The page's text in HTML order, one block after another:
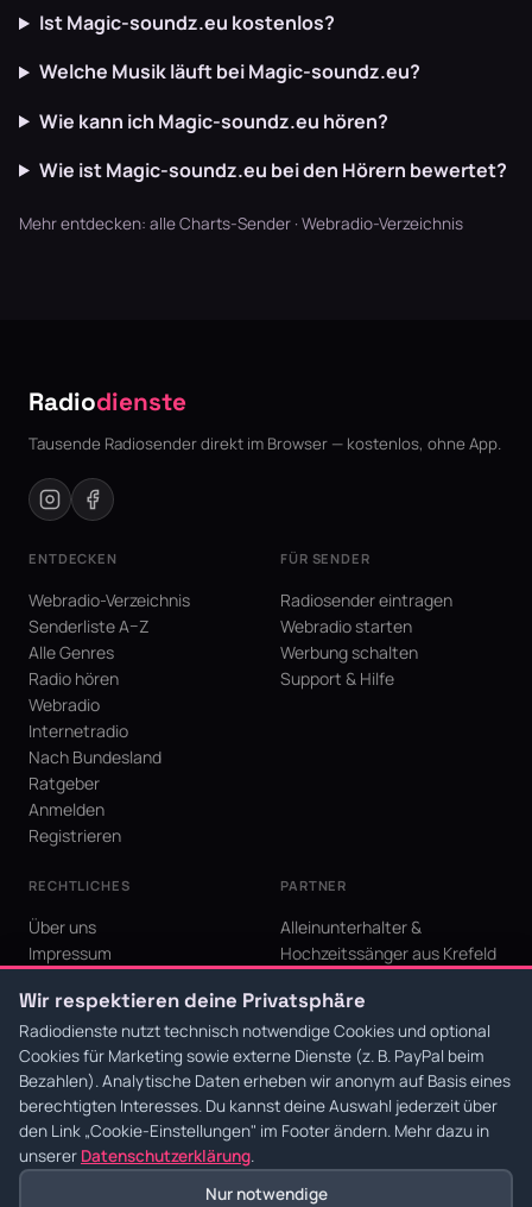
Ist Magic-soundz.eu kostenlos?
Welche Musik läuft bei Magic-soundz.eu?
Wie kann ich Magic-soundz.eu hören?
Wie ist Magic-soundz.eu bei den Hörern bewertet?
Mehr entdecken: alle Charts-Sender · Webradio-Verzeichnis
Radiodienste
Tausende Radiosender direkt im Browser — kostenlos, ohne App.
ENTDECKEN
Webradio-Verzeichnis
Senderliste A–Z
Alle Genres
Radio hören
Webradio
Internetradio
Nach Bundesland
Ratgeber
Anmelden
Registrieren
FÜR SENDER
Radiosender eintragen
Webradio starten
Werbung schalten
Support & Hilfe
RECHTLICHES
Über uns
Impressum
AGB
Cookie-Einstellungen
PARTNER
Alleinunterhalter &
Hochzeitssänger aus Krefeld
Krefeld für den Niederrhein
© 2026 Radiodienste. Alle Rechte vorbehalten.·Datenschutz·AGB·
Impressum
Wir respektieren deine Privatsphäre
Radiodienste nutzt technisch notwendige Cookies und optional
Cookies für Marketing sowie externe Dienste (z. B. PayPal beim
Bezahlen). Analytische Daten erheben wir anonym auf Basis eines
berechtigten Interesses. Du kannst deine Auswahl jederzeit über
den Link „Cookie-Einstellungen" im Footer ändern. Mehr dazu in
unserer Datenschutzerklärung.
Nur notwendige